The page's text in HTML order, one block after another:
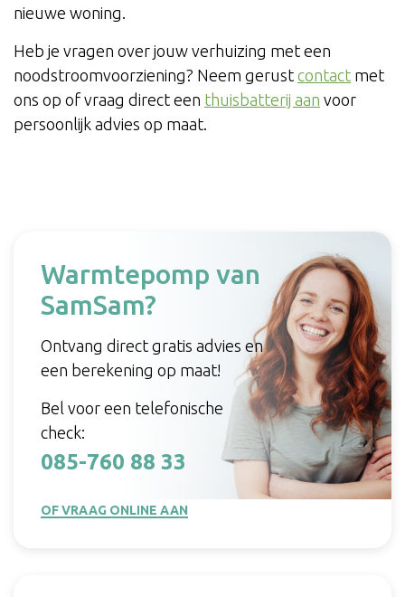
nieuwe woning.
Heb je vragen over jouw verhuizing met een
noodstroomvoorziening? Neem gerust contact met
ons op of vraag direct een thuisbatterij aan voor
persoonlijk advies op maat.
Warmtepomp van
SamSam?
Ontvang direct gratis advies en
een berekening op maat!
Bel voor een telefonische
check:
085-760 88 33
OF VRAAG ONLINE AAN